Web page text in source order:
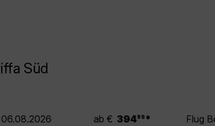
Süd
06.08.2026 ab € 39499 * Flug